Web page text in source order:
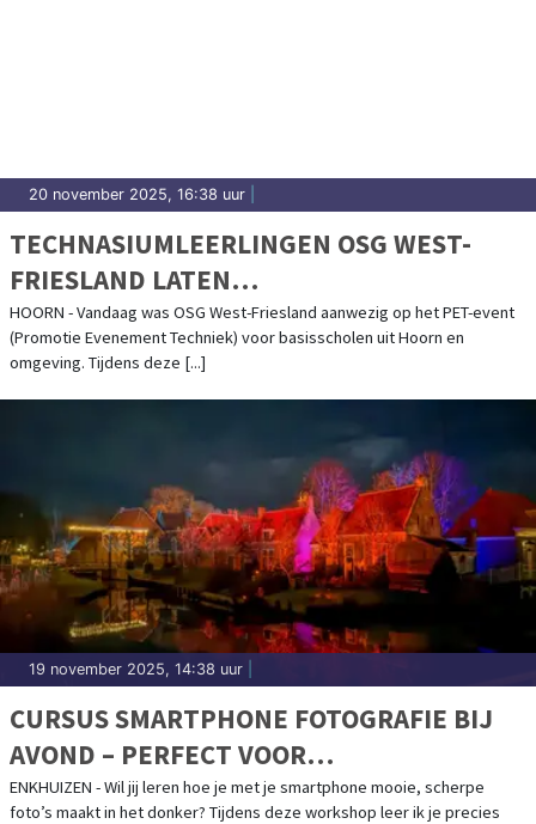
20 november 2025, 16:38 uur
TECHNASIUMLEERLINGEN OSG WEST-
FRIESLAND LATEN
BASISSCHOOLLEERLINGEN TECHNIEK
ONTDEKKEN OP PET-EVENT
HOORN - Vandaag was OSG West-Friesland aanwezig op het PET-event
(Promotie Evenement Techniek) voor basisscholen uit Hoorn en
omgeving. Tijdens deze [...]
19 november 2025, 14:38 uur
CURSUS SMARTPHONE FOTOGRAFIE BIJ
AVOND – PERFECT VOOR
ZUIDERZEELICHT!
ENKHUIZEN - Wil jij leren hoe je met je smartphone mooie, scherpe
foto’s maakt in het donker? Tijdens deze workshop leer ik je precies